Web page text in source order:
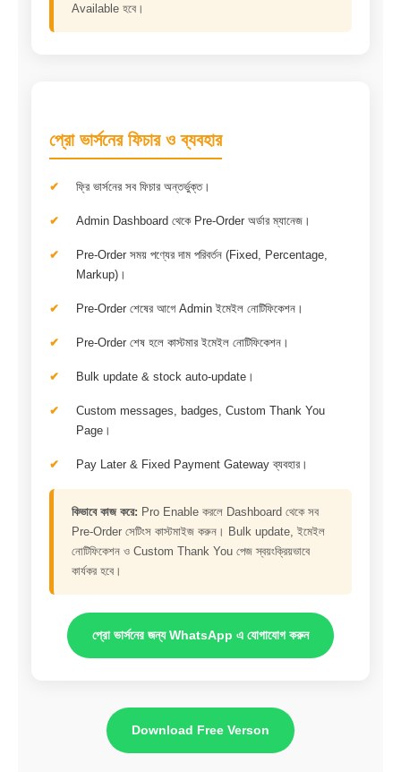
Available হবে।
প্রো ভার্সনের ফিচার ও ব্যবহার
ফ্রি ভার্সনের সব ফিচার অন্তর্ভুক্ত।
Admin Dashboard থেকে Pre-Order অর্ডার ম্যানেজ।
Pre-Order সময় পণ্যের দাম পরিবর্তন (Fixed, Percentage,
Markup)।
Pre-Order শেষের আগে Admin ইমেইল নোটিফিকেশন।
Pre-Order শেষ হলে কাস্টমার ইমেইল নোটিফিকেশন।
Bulk update & stock auto-update।
Custom messages, badges, Custom Thank You
Page।
Pay Later & Fixed Payment Gateway ব্যবহার।
কিভাবে কাজ করে: Pro Enable করলে Dashboard থেকে সব
Pre-Order সেটিংস কাস্টমাইজ করুন। Bulk update, ইমেইল
নোটিফিকেশন ও Custom Thank You পেজ স্বয়ংক্রিয়ভাবে
কার্যকর হবে।
প্রো ভার্সনের জন্য WhatsApp এ যোগাযোগ করুন
Download Free Verson